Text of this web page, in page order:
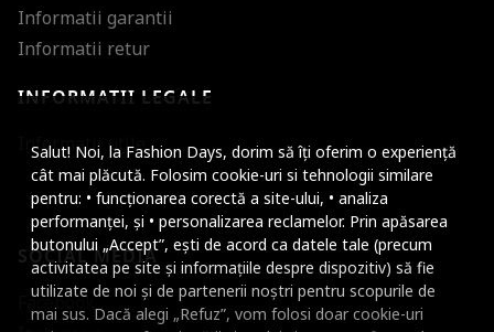
Salut! Noi, la Fashion Days, dorim să îți oferim o experiență
cât mai plăcută. Folosim cookie-uri si tehnologii similare
pentru: • funcționarea corectă a site-ului, • analiza
performanței, și • personalizarea reclamelor. Prin apăsarea
butonului „Accept”, ești de acord ca datele tale (precum
activitatea pe site și informațiile despre dispozitiv) să fie
utilizate de noi și de partenerii noștri pentru scopurile de
mai sus. Dacă alegi „Refuz”, vom folosi doar cookie-uri
Informatii garantii
Informatii retur
INFORMATII LEGALE
Informatii utile
SOCIAL MEDIA
Facebook
Micsoreaza
Mareste spatierea
Micsoreaza
Mareste inaltimea